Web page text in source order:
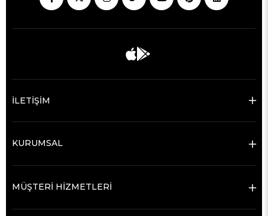
İLETİŞİM
KURUMSAL
MÜŞTERİ HİZMETLERİ